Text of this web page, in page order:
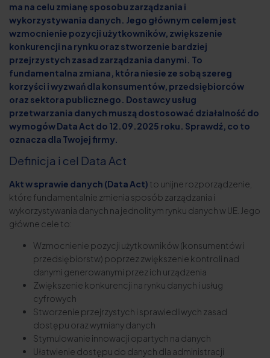
ma na celu zmianę sposobu zarządzania i
wykorzystywania danych. Jego głównym celem jest
wzmocnienie pozycji użytkowników, zwiększenie
konkurencji na rynku oraz stworzenie bardziej
przejrzystych zasad zarządzania danymi. To
fundamentalna zmiana, która niesie ze sobą szereg
korzyści i wyzwań dla konsumentów, przedsiębiorców
oraz sektora publicznego. Dostawcy usług
przetwarzania danych muszą dostosować działalność do
wymogów Data Act do 12.09.2025 roku. Sprawdź, co to
oznacza dla Twojej firmy.
Definicja i cel Data Act
Akt w sprawie danych (Data Act) to unijne rozporządzenie,
które fundamentalnie zmienia sposób zarządzania i
wykorzystywania danych na jednolitym rynku danych w UE. Jego
główne cele to:
Wzmocnienie pozycji użytkowników (konsumentów i
przedsiębiorstw) poprzez zwiększenie kontroli nad
danymi generowanymi przez ich urządzenia
Zwiększenie konkurencji na rynku danych i usług
cyfrowych
Stworzenie przejrzystych i sprawiedliwych zasad
dostępu oraz wymiany danych
Stymulowanie innowacji opartych na danych
Ułatwienie dostępu do danych dla administracji